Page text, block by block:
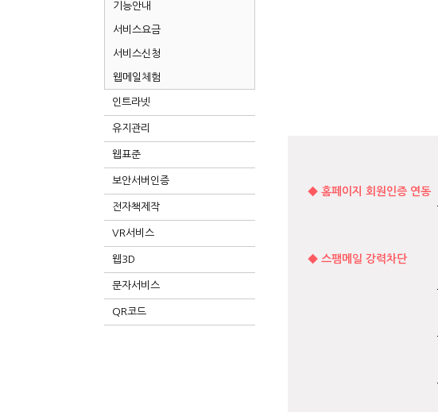
기능안내
서비스요금
서비스신청
웹메일체험
인트라넷
유지관리
웹표준
보안서버인증
전자책제작
VR서비스
웹3D
문자서비스
QR코드
◆ 홈페이지 회원인증 연동
◆ 스팸메일 강력차단